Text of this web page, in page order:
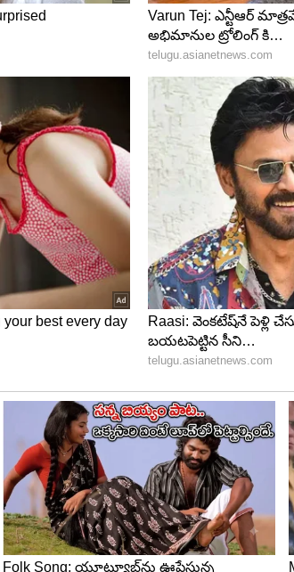
ఉద్యమ స్పూర్తిని రగిలించారు. జై బోలో
ప్రజాాదరణ పొందిందో ప్రత్యేకంగా చెప్పాల్సిన
వాదిగా మారారు. పలు పార్టీల నేతలను కలిసి
ఏర్పాటుకు సంబంధించి ఢిల్లీ కూడా వెళ్లి